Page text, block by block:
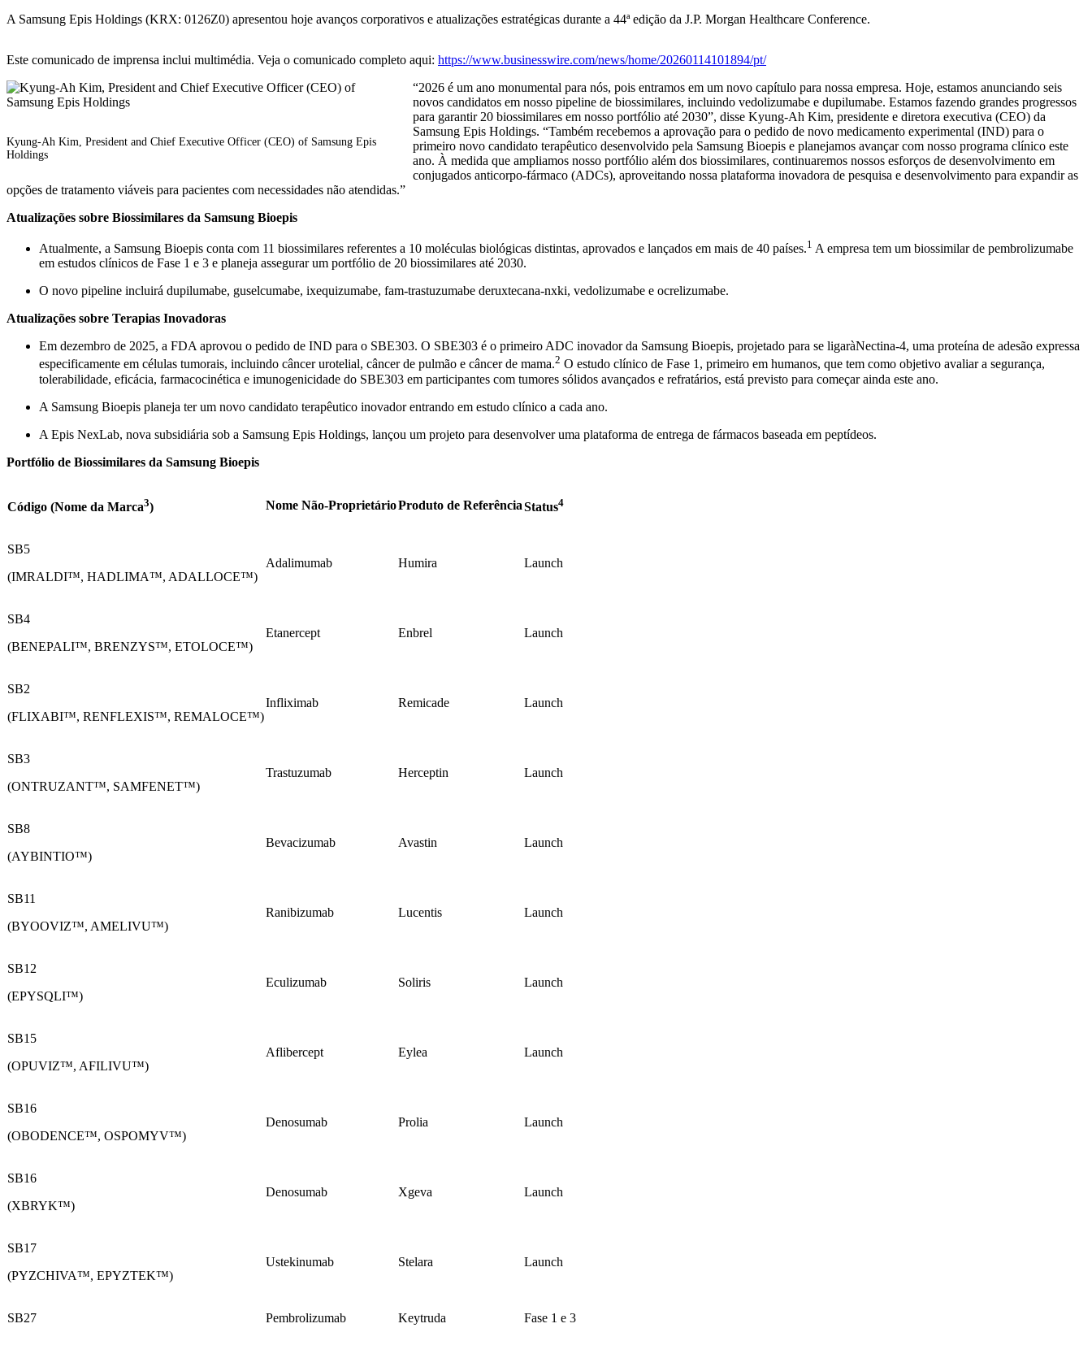
A Samsung Epis Holdings (KRX: 0126Z0) apresentou hoje avanços corporativos e atualizações estratégicas durante a 44ª edição da J.P. Morgan Healthcare Conference.
Este comunicado de imprensa inclui multimédia. Veja o comunicado completo aqui: https://www.businesswire.com/news/home/20260114101894/pt/
Kyung-Ah Kim, President and Chief Executive Officer (CEO) of Samsung Epis
Holdings
“2026 é um ano monumental para nós, pois entramos em um novo capítulo para nossa empresa. Hoje, estamos anunciando seis
novos candidatos em nosso pipeline de biossimilares, incluindo vedolizumabe e dupilumabe. Estamos fazendo grandes progressos
para garantir 20 biossimilares em nosso portfólio até 2030”, disse Kyung-Ah Kim, presidente e diretora executiva (CEO) da
Samsung Epis Holdings. “Também recebemos a aprovação para o pedido de novo medicamento experimental (IND) para o
primeiro novo candidato terapêutico desenvolvido pela Samsung Bioepis e planejamos avançar com nosso programa clínico este
ano. À medida que ampliamos nosso portfólio além dos biossimilares, continuaremos nossos esforços de desenvolvimento em
conjugados anticorpo-fármaco (ADCs), aproveitando nossa plataforma inovadora de pesquisa e desenvolvimento para expandir as
opções de tratamento viáveis ​​para pacientes com necessidades não atendidas.”
Atualizações sobre Biossimilares da Samsung Bioepis
Atualmente, a Samsung Bioepis conta com 11 biossimilares referentes a 10 moléculas biológicas distintas, aprovados e lançados em mais de 40 países.1 A empresa tem um biossimilar de pembrolizumabe
em estudos clínicos de Fase 1 e 3 e planeja assegurar um portfólio de 20 biossimilares até 2030.
O novo pipeline incluirá dupilumabe, guselcumabe, ixequizumabe, fam-trastuzumabe deruxtecana-nxki, vedolizumabe e ocrelizumabe.
Atualizações sobre Terapias Inovadoras
Em dezembro de 2025, a FDA aprovou o pedido de IND para o SBE303. O SBE303 é o primeiro ADC inovador da Samsung Bioepis, projetado para se ligaràNectina-4, uma proteína de adesão expressa
especificamente em células tumorais, incluindo câncer urotelial, câncer de pulmão e câncer de mama.2 O estudo clínico de Fase 1, primeiro em humanos, que tem como objetivo avaliar a segurança,
tolerabilidade, eficácia, farmacocinética e imunogenicidade do SBE303 em participantes com tumores sólidos avançados e refratários, está previsto para começar ainda este ano.
A Samsung Bioepis planeja ter um novo candidato terapêutico inovador entrando em estudo clínico a cada ano.
A Epis NexLab, nova subsidiária sob a Samsung Epis Holdings, lançou um projeto para desenvolver uma plataforma de entrega de fármacos baseada em peptídeos.
Portfólio de Biossimilares da Samsung Bioepis
Código (Nome da Marca3) Nome Não-ProprietárioProduto de ReferênciaStatus4
SB5
(IMRALDI™, HADLIMA™, ADALLOCE™)
Adalimumab Humira Launch
SB4
(BENEPALI™, BRENZYS™, ETOLOCE™)
Etanercept Enbrel Launch
SB2
(FLIXABI™, RENFLEXIS™, REMALOCE™)
Infliximab Remicade Launch
SB3
(ONTRUZANT™, SAMFENET™)
Trastuzumab Herceptin Launch
SB8
(AYBINTIO™)
Bevacizumab Avastin Launch
SB11
(BYOOVIZ™, AMELIVU™)
Ranibizumab Lucentis Launch
SB12
(EPYSQLI™)
Eculizumab Soliris Launch
SB15
(OPUVIZ™, AFILIVU™)
Aflibercept Eylea Launch
SB16
(OBODENCE™, OSPOMYV™)
Denosumab Prolia Launch
SB16
(XBRYK™)
Denosumab Xgeva Launch
SB17
(PYZCHIVA™, EPYZTEK™)
Ustekinumab Stelara Launch
SB27 Pembrolizumab Keytruda Fase 1 e 3